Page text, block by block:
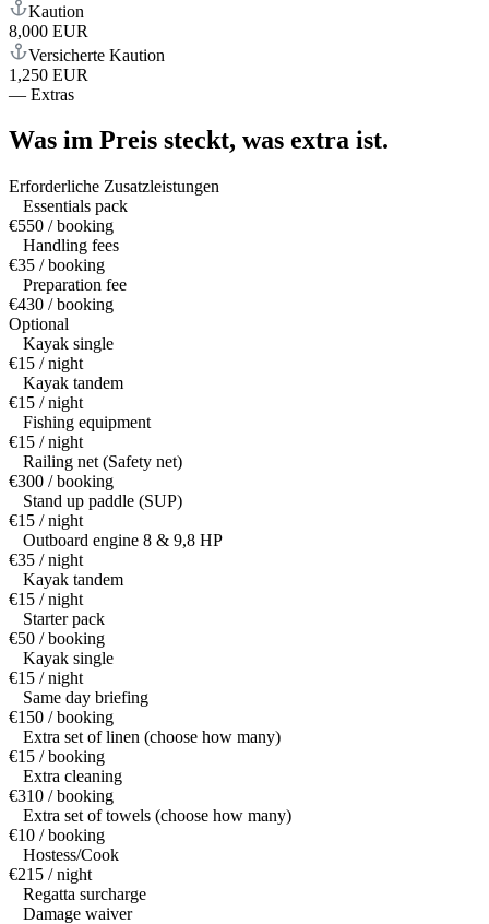
Kaution
8,000 EUR
Versicherte Kaution
1,250 EUR
— Extras
Was im Preis steckt, was extra ist.
Erforderliche Zusatzleistungen
Essentials pack
€550 / booking
Handling fees
€35 / booking
Preparation fee
€430 / booking
Optional
Kayak single
€15 / night
Kayak tandem
€15 / night
Fishing equipment
€15 / night
Railing net (Safety net)
€300 / booking
Stand up paddle (SUP)
€15 / night
Outboard engine 8 & 9,8 HP
€35 / night
Kayak tandem
€15 / night
Starter pack
€50 / booking
Kayak single
€15 / night
Same day briefing
€150 / booking
Extra set of linen (choose how many)
€15 / booking
Extra cleaning
€310 / booking
Extra set of towels (choose how many)
€10 / booking
Hostess/Cook
€215 / night
Regatta surcharge
Damage waiver